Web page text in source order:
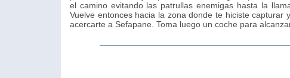
el camino evitando las patrullas enemigas hasta la
Vuelve entonces hacia la zona donde te hiciste
acercarte a Sefapane. Toma luego un coche para